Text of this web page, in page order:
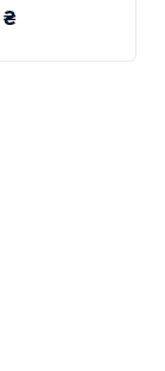
₴